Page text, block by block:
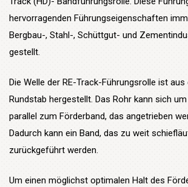
hervorragenden Führungseigenschaften
Bergbau-, Stahl-, Schüttgut- und
gestellt.
Die Welle der RE-Track-Führungsrolle ist
Rundstab hergestellt. Das Rohr kann sich
parallel zum Förderband, das angetrieben
Dadurch kann ein Band, das zu weit
zurückgeführt werden.
Um einen möglichst optimalen Halt des